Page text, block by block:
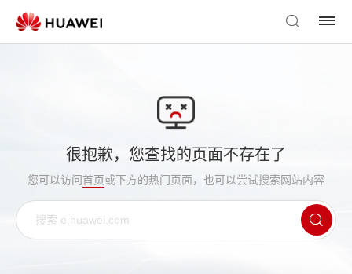
很抱歉，您查找的页面不存在了
您可以访问首页或下方的热门页面，也可以尝试搜索网站内容